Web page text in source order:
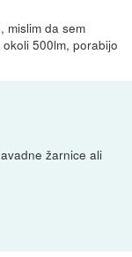
mislim da sem
500lm, porabijo
žarnice ali